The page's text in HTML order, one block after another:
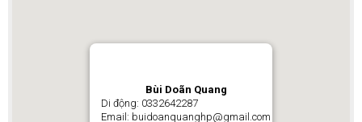
Bùi Doãn Quang
Di động: 0332642287
Email: buidoanquanghp@gmail.com